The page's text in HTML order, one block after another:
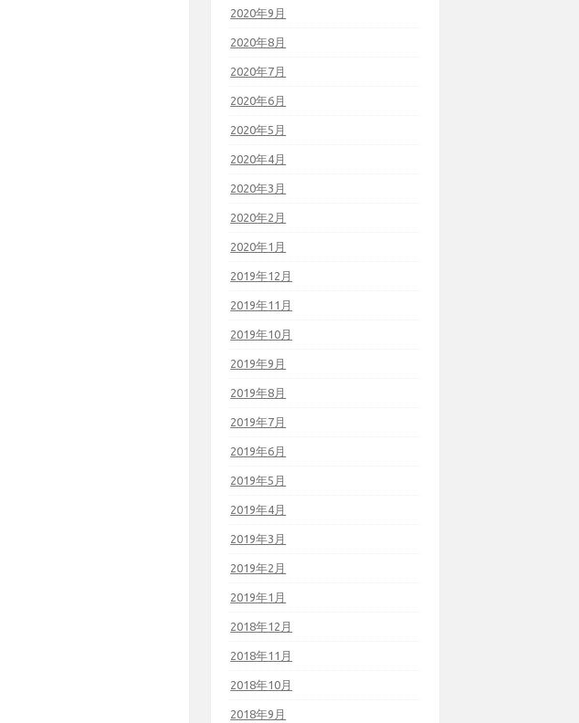
2020年9月
2020年8月
2020年7月
2020年6月
2020年5月
2020年4月
2020年3月
2020年2月
2020年1月
2019年12月
2019年11月
2019年10月
2019年9月
2019年8月
2019年7月
2019年6月
2019年5月
2019年4月
2019年3月
2019年2月
2019年1月
2018年12月
2018年11月
2018年10月
2018年9月